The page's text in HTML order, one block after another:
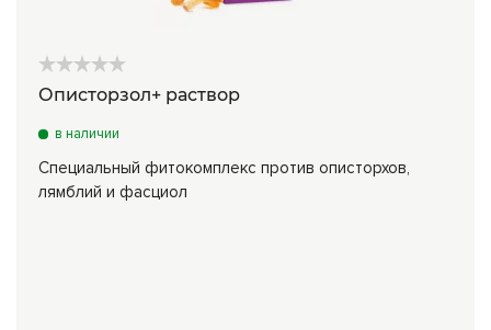
Описторзол+ раствор
в наличии
Специальный фитокомплекс против описторхов,
лямблий и фасциол